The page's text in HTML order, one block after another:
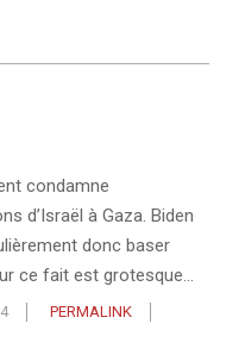
condamne
d’Israël à Gaza. Biden
donc baser
ce fait est grotesque…
PERMALINK